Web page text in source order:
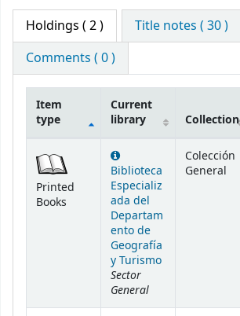
Holdings ( 2 )
Title notes ( 30 )
Comments ( 0 )
Item
type
Current
library
Collection
Printed
Books
Biblioteca
Especializ
ada del
Departam
ento de
Geografía
y Turismo
Sector
General
Colección
General